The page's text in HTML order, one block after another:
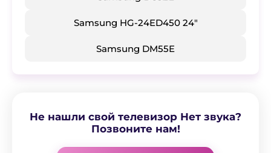
Samsung HG-24ED450 24"
Samsung DM55E
Не нашли свой телевизор Нет звука?
Позвоните нам!